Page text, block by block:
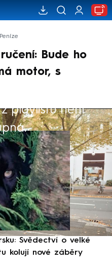
Peníze
Bude ho
motor, s
playlistu není
Svědectví o velké
kolují nové záběry